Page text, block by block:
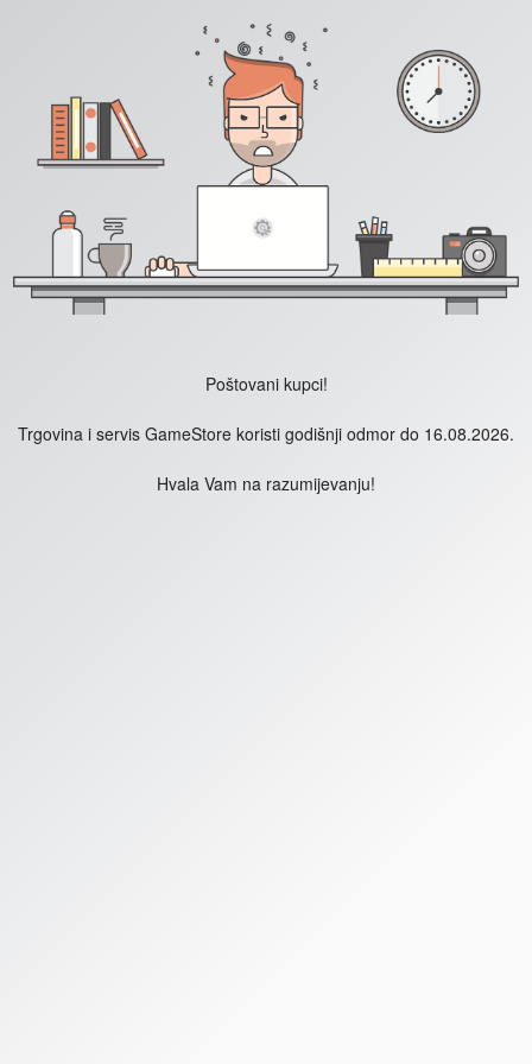
Poštovani kupci!
Trgovina i servis GameStore koristi godišnji odmor do 16.08.2026.
Hvala Vam na razumijevanju!